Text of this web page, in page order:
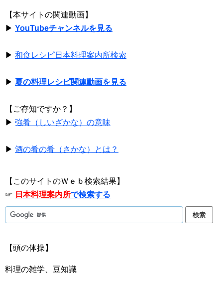
【本サイトの関連動画】
▶ YouTubeチャンネルを見る
▶ 和食レシピ日本料理案内所検索
▶ 夏の料理レシピ関連動画を見る
【ご存知ですか？】
▶ 強肴（しいざかな）の意味
▶ 酒の肴の肴（さかな）とは？
【このサイトのＷｅｂ検索結果】
☞ 日本料理案内所で検索する
【頭の体操】
料理の雑学、豆知識